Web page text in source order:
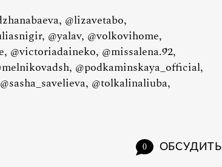
@lizavetabo,
@yalav, @volkovihome,
@victoriadaineko, @missalena.92,
@podkaminskaya_official,
@tolkalinaliuba,
0 ОБСУДИТЬ